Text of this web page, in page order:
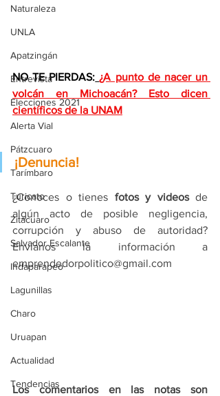
Naturaleza
UNLA
Apatzingán
Entrevista
Elecciones 2021
Alerta Vial
Pátzcuaro
Tarímbaro
Turicato
Zitácuaro
Salvador Escalante
Indaparapeo
Lagunillas
Charo
Uruapan
Actualidad
Tendencias
NO TE PIERDAS: ¿A punto de nacer un
volcán en Michoacán? Esto dicen
científicos de la UNAM
¡Denuncia!
¿Conoces o tienes fotos y videos de
algún acto de posible negligencia,
corrupción y abuso de autoridad?
Envíanos la información a
emprendedorpolitico@gmail.com
Los comentarios en las notas son